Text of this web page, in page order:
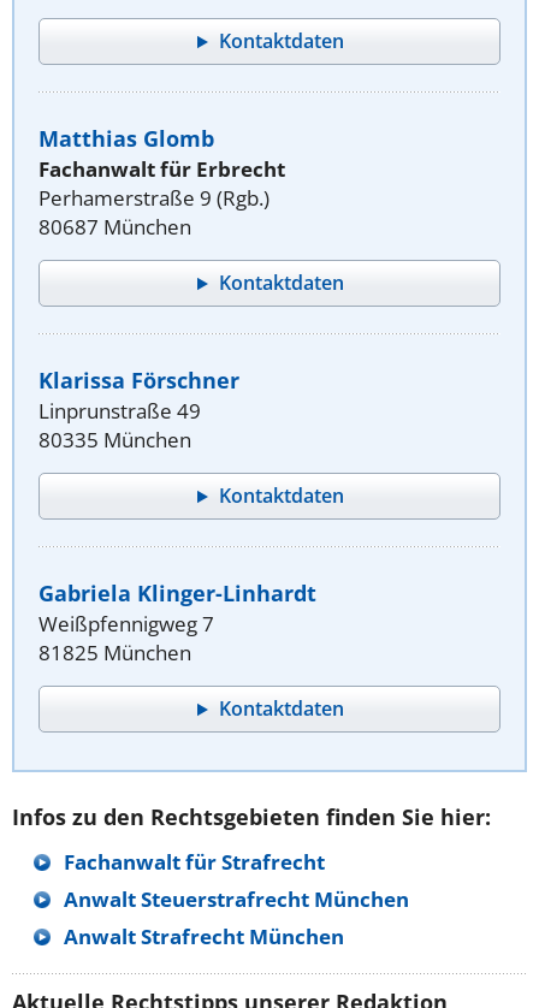
Kontaktdaten
Matthias Glomb
Fachanwalt für Erbrecht
Perhamerstraße 9 (Rgb.)
80687 München
Kontaktdaten
Klarissa Förschner
Linprunstraße 49
80335 München
Kontaktdaten
Gabriela Klinger-Linhardt
Weißpfennigweg 7
81825 München
Kontaktdaten
Infos zu den Rechtsgebieten finden Sie hier:
Fachanwalt für Strafrecht
Anwalt Steuerstrafrecht München
Anwalt Strafrecht München
Aktuelle Rechtstipps unserer Redaktion